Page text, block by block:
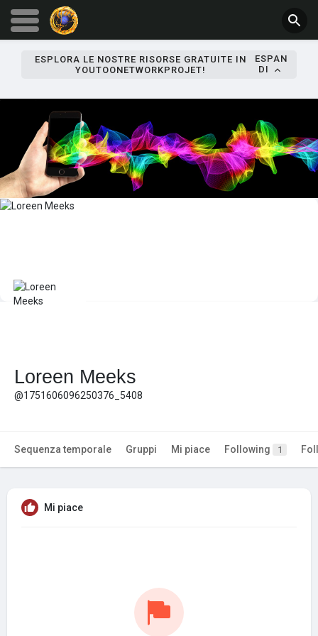
ESPLORA LE NOSTRE RISORSE GRATUITE IN
YOUTOONETWORKPROJET!
ESPAN
DI
Loreen Meeks
@1751606096250376_5408
Sequenza temporale Gruppi Mi piace Following 1
Mi piace